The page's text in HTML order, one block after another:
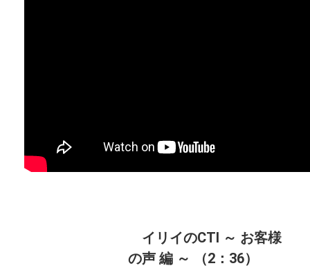
イリイのCTI ～ お客様
の声 編 ～ （2：36）